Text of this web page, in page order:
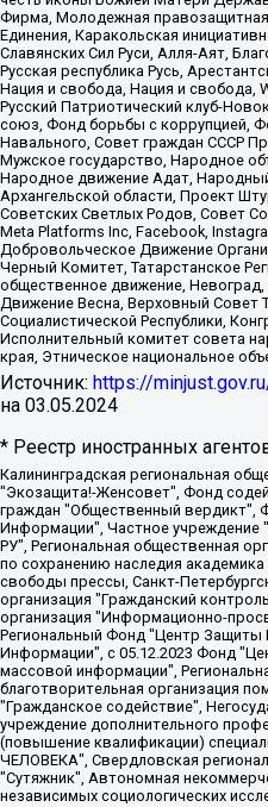
Фирма, Молодежная
Единения, Каракольская
Славянских Сил Руси, Алля-Аят,
Русская республика Русь,
Нация и свобода, Нация и свобода,
Русский Патриотический клуб-
союз, Фонд борьбы с коррупцией,
Навального, Совет граждан СССР
Мужское государство, Народное
Народное движение Адат,
Архангельской области, Проект
Советских Светлых Родов, Совет
Meta Platforms Inc, Facebook,
Добровольческое Движение
Черный Комитет, Татарстанское
общественное движение,
Движение Весна, Верховный Совет
Социалистической Республики,
Исполнительный комитет совета
края, Этническое национальное
Источник: https://
на 03.05.2024
* Реестр иностранных
Калининградская региональная общественная организация "Экозащита!-Женсовет", Фонд содействия защите прав и свобод граждан "Общественный вердикт", Фонд "Институт Развития Свободы Информации", Частное учреждение "Информационное агентство МЕМО. РУ", Региональная общественная организация "Общественная комиссия по сохранению наследия академика Сахарова", Фонд поддержки свободы прессы, Санкт-Петербургская общественная правозащитная организация "Гражданский контроль", Межрегиональная общественная организация "Информационно-просветительский центр "Мемориал", Региональный Фонд "Центр Защиты Прав Средств Массовой Информации", с 05.12.2023 Фонд "Центр Защиты Прав Средств массовой информации", Региональная общественная благотворительная организация помощи беженцам и мигрантам "Гражданское содействие", Негосударственное образовательное учреждение дополнительного профессионального образования (повышение квалификации) специалистов "АКАДЕМИЯ ПО ПРАВАМ ЧЕЛОВЕКА", Свердловская региональная общественная организация "Сутяжник", Автономная некоммерческая организация "Центр независимых социологических исследований", Союз общественных объединений "Российский исследовательский центр по правам человека", Региональное общественное учреждение научно-информационный центр "МЕМОРИАЛ", Некоммерческая организация "Фонд защиты гласности", Автономная некоммерческая организация "Институт прав человека", Городская общественная организация "Екатеринбургское общество "МЕМОРИАЛ", Городская общественная организация "Рязанское историко-просветительское и правозащитное общество "Мемориал" (Рязанский Мемориал), Челябинский региональный орган общественной самодеятельности – женское общественное объединение "Женщины Евразии", Челябинский региональный орган общественной самодеятельности "Уральская правозащитная группа", Фонд содействия защите здоровья и социальной справедливости имени Андрея Рылькова, Автономная Некоммерческая Организация "Аналитический Центр Юрия Левады", Автономная некоммерческая организация социальной поддержки населения "Проект Апрель", Региональная общественная организация помощи женщинам и детям, находящимся в кризисной ситуации "Информационно-методический центр "Анна", Фонд содействия развитию массовых коммуникаций и правовому просвещению "Так-так-Так", Фонд содействия устойчивому развитию "Серебряная тайга", Свердловский региональный общественный фонд социальных проектов "Новое время", "Idel.Реалии", Кавказ.Реалии, Крым.Реалии, Телеканал Настоящее Время, Татаро-башкирская служба Радио Свобода (Azatliq Radiosi), Радио Свободная Европа/Радио Свобода (PCE/PC), "Сибирь.Реалии", "Фактограф", Благотворительный фонд помощи осужденным и их семьям, Автономная некоммерческая организация "Институт глобализации и социальных движений", Фонд "В защиту прав заключенных", Частное учреждение "Центр поддержки и содействия развитию средств массовой информации", Пензенский региональный общественный благотворительный фонд "Гражданский союз", "Север.Реалии", Некоммерческая организация Фонд "Правовая инициатива", Общество с ограниченной ответственностью "Радио Свободная Европа/Радио Свобода", Чешское информационное агентство "MEDIUM-ORIENT", Красноярская региональная общественная организация "Мы против СПИДа", Камалягин Денис Николаевич, Маркелов Сергей Евгеньевич, Пономарев Лев Александрович, Савицкая Людмила Алексеевна, Автономная некоммерческая организация "Центр по работе с проблемой насилия "НАСИЛИЮ.НЕТ", Межрегиональный профессиональный союз работников здравоохранения "Альянс врачей", Юридическое лицо, зарегистрированное в Латвийской Республике, SIA "Medusa Project" (регистрационный номер 40103797863, дата регистрации 10.06.2014), Некоммерческая организация "Фонд по борьбе с коррупцией", Автономная некоммерческая организация "Институт права и публичной политики", Баданин Роман Сергеевич, Гликин Максим Александрович, Железнова Мария Михайловна, Лукьянова Юлия Сергеевна, Маетная Елизавета Витальевна, Маняхин Петр Борисович, Чуракова Ольга Владимировна, Ярош Юлия Петровна, Юридическое лицо "The Insider SIA", зарегистрированное в Риге, Латвийская Республика (дата регистрации 26.06.2015), являющееся администратором доменного имени интернет-издания "The Insider SIA", https://theins.ru, Постернак Алексей Евгеньевич, Рубин Михаил Аркадьевич, Анин Роман Александрович, Юридическое лицо Istories fonds, зарегистрированное в Латвийской Республике (регистрационный номер 50008295751, дата регистрации 24.02.2020), Великовский Дмитрий Александрович, Долинина Ирина Николаевна, Мароховская Алеся Алексеевна, Шлейнов Роман Юрьевич, Шмагун Олеся Валентиновна, Общество с ограниченной ответственностью "Альтаир 2021", Общество с ограниченной ответственностью "Вега 2021", Общество с ограниченной ответственностью "Главный редактор 2021", Общество с ограниченной ответственностью "Ромашки монолит", Важенков Артем Валерьевич, Ивановская областная общественная организация "Центр гендерных исследований", Гурман Юрий Альбертович, Медиапроект "ОВД-Инфо", Егоров Владимир Владимирович, Жилинский Владимир Александрович, Общество с ограниченной ответственностью "ЗП", Иванова София Юрьевна, Карезина Инна Павловна, Кильтау Екатерина Викторовна, Петров Алексей Викторович, Пискунов Сергей Евгеньевич, Смирнов Сергей Сергеевич, Тихонов Михаил Сергеевич, Общество с ограниченной ответственностью "ЖУРНАЛИСТ-ИНОСТРАННЫЙ АГЕНТ", Арапова Галина Юрьевна, Вольтская Татьяна Анатольевна, Американская компания "Mason G.E.S. Anonymous Foundation" (США), являющаяся владельцем интернет-издания https://mnews.world/, Компания "Stichting Bellingcat", зарегистрированная в Нидерландах (дата регистрации 11.07.2018), Захаров Андрей Вячеславович, Клепиковская Екатерина Дмитриевна, Общество с ограниченной ответственностью "МЕМО", Перл Роман Александрович, Симонов Евгений Алексеевич, Соловьева Елена Анатольевна, Сотников Даниил Владимирович, Сурначева Елизавета Дмитриевна, Автономная некоммерческая организация по защите прав человека и информированию населения "Якутия – Наше Мнение", Общество с ограниченной ответственностью